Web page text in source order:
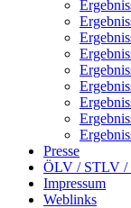
Presse
ÖLV / STLV /
Impressum
Weblinks